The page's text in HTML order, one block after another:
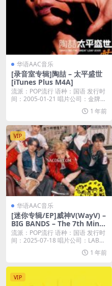
华语AAC音乐
[录音室专辑]陶喆 – 太平盛世
[iTunes Plus M4A]
流派：POP流行 语种：国语 发行时
间：2005-01-21 唱片公司：金牌大
1 年前
VIP
华语AAC音乐
[迷你专辑/EP]威神V(WayV) –
BIG BANDS – The 7th Mini
Album – EP (2025) [iTunes
Plus M4A]
流派：POP流行 语种：国语 发行时
间：2025-07-18 唱片公司：LAB
1 年前
VIP